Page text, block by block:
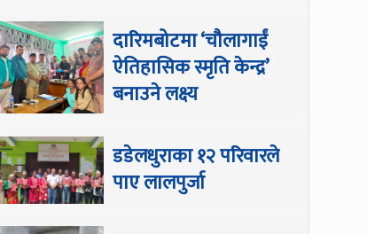
दारिमबोटमा ‘चौलागाईं
ऐतिहासिक स्मृति केन्द्र’
बनाउने लक्ष्य
डडेलधुराका १२ परिवारले
पाए लालपुर्जा